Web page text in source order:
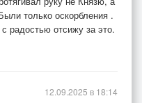
только оскорбления .
радостью отсижу за это.
12.09.2025 в 18:14